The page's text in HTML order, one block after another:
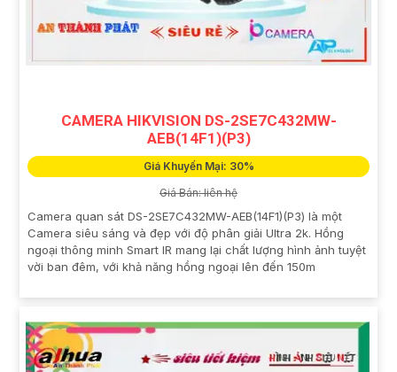
CAMERA HIKVISION DS-2SE7C432MW-
AEB(14F1)(P3)
Giá Khuyến Mại: 30%
Giá Bán: liên hệ
Camera quan sát DS-2SE7C432MW-AEB(14F1)(P3) là một
Camera siêu sáng và đẹp với độ phân giải Ultra 2k. Hồng
ngoại thông minh Smart IR mang lại chất lượng hình ảnh tuyệt
vời ban đêm, với khả năng hồng ngoại lên đến 150m